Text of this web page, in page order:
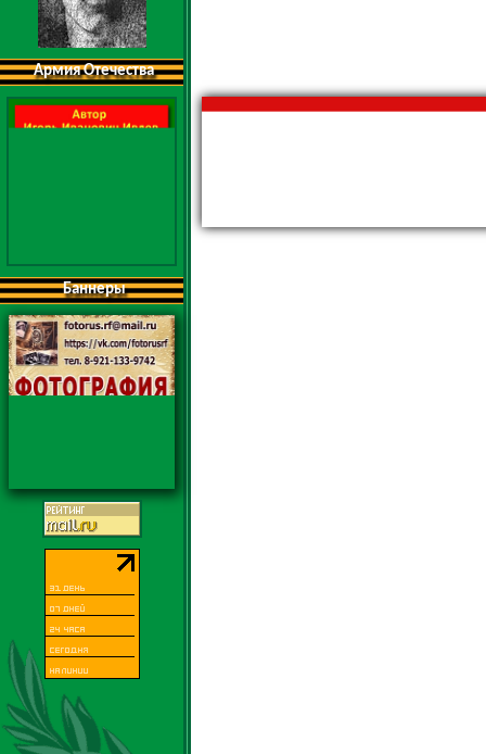
Армия Отечества
Баннеры